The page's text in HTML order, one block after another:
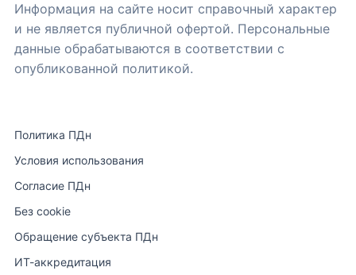
Информация на сайте носит справочный характер
и не является публичной офертой. Персональные
данные обрабатываются в соответствии с
опубликованной политикой.
Политика ПДн
Условия использования
Согласие ПДн
Без cookie
Обращение субъекта ПДн
ИТ-аккредитация